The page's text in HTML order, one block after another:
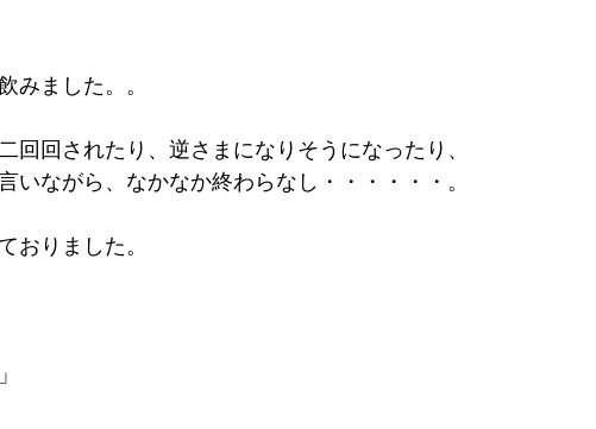
みました。。
回回されたり、逆さまになりそうになったり、
いながら、なかなか終わらなし・・・・・・。
おりました。